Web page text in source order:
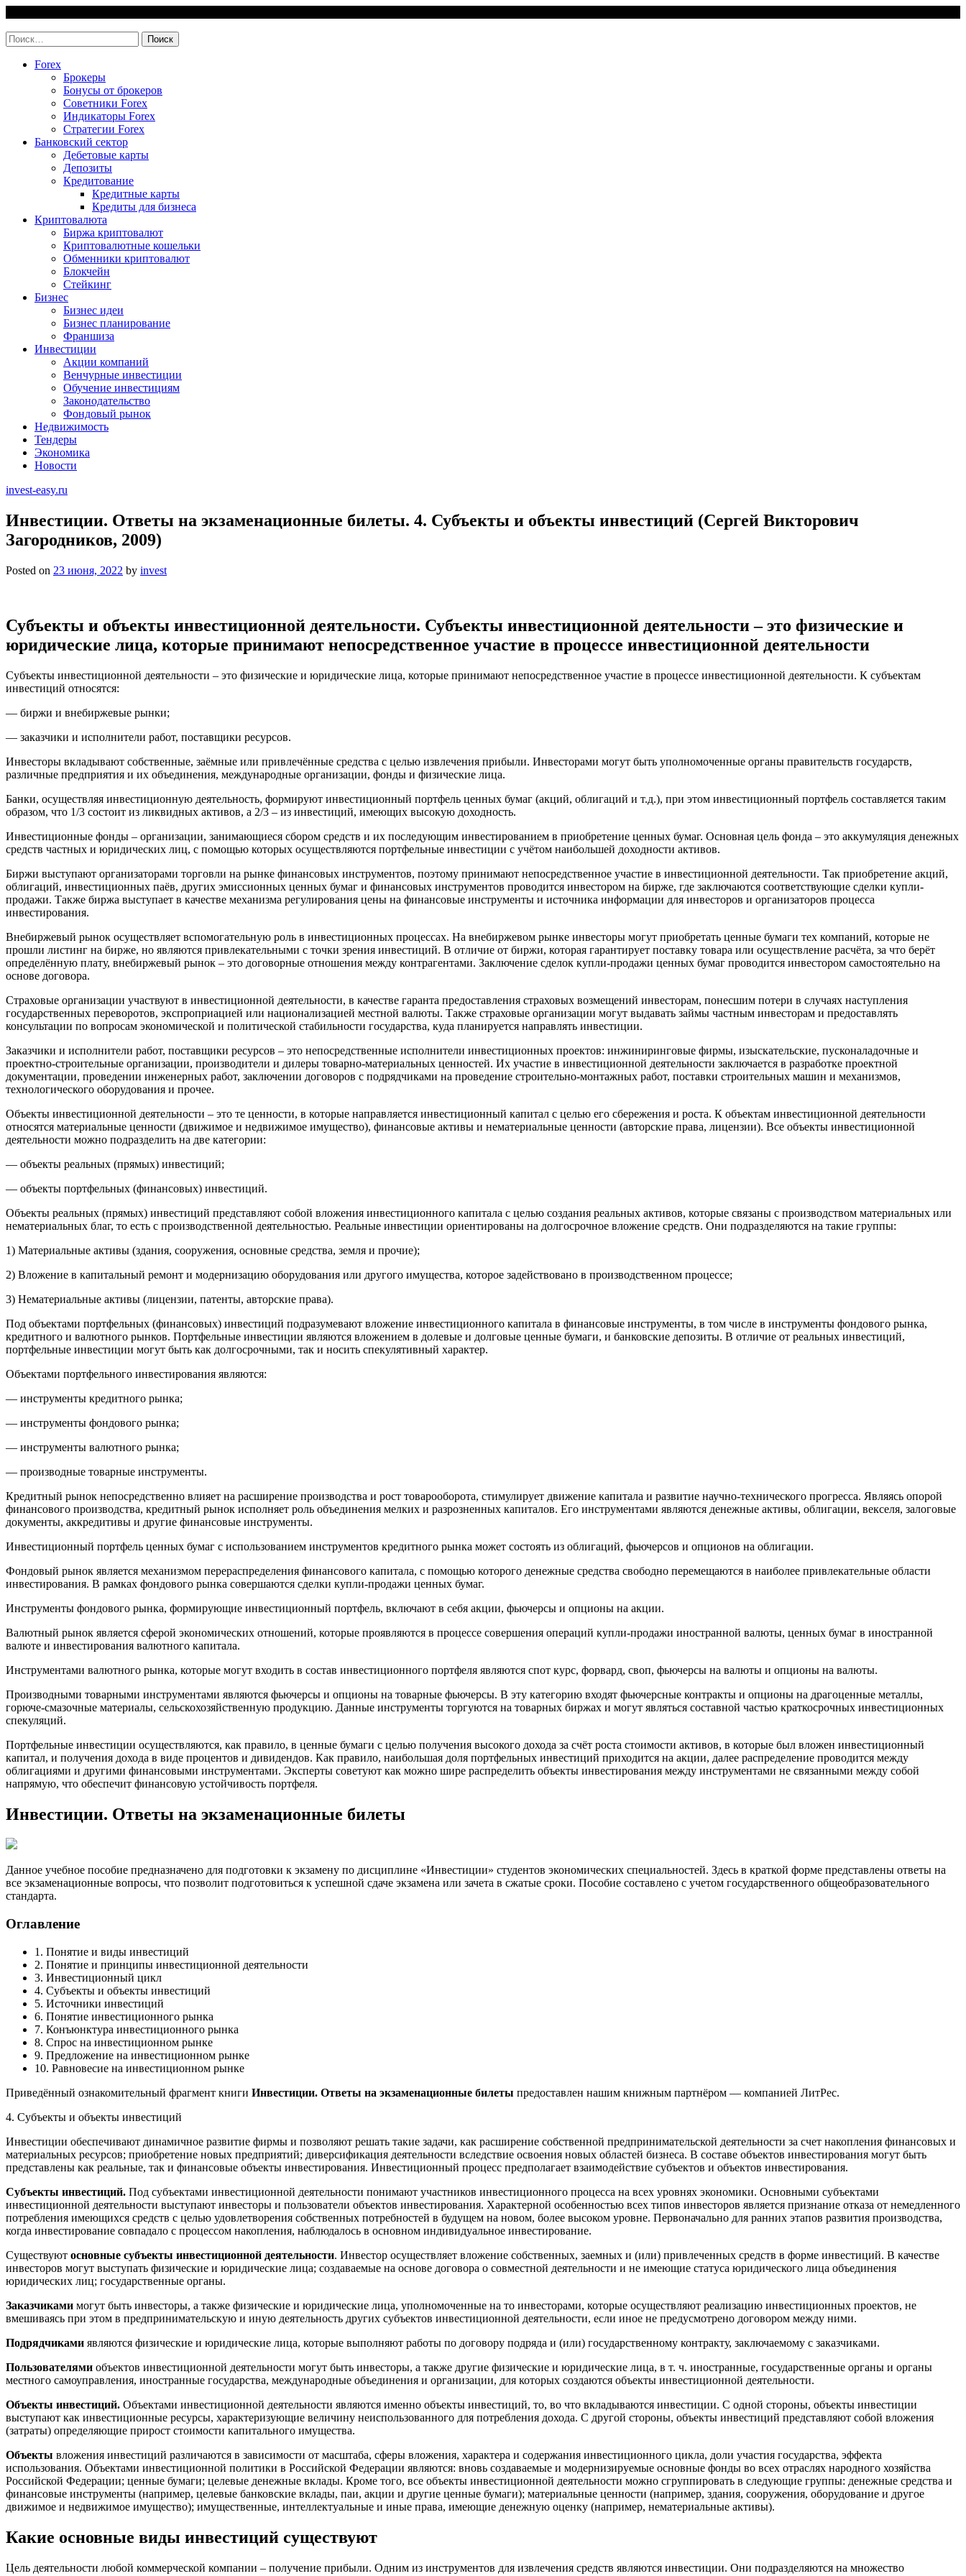
content
Найти:
Forex
Брокеры
Бонусы от брокеров
Советники Forex
Индикаторы Forex
Стратегии Forex
Банковский сектор
Дебетовые карты
Депозиты
Кредитование
Кредитные карты
Кредиты для бизнеса
Криптовалюта
Биржа криптовалют
Криптовалютные кошельки
Обменники криптовалют
Блокчейн
Стейкинг
Бизнес
Бизнес идеи
Бизнес планирование
Франшиза
Инвестиции
Акции компаний
Венчурные инвестиции
Обучение инвестициям
Законодательство
Фондовый рынок
Недвижимость
Тендеры
Экономика
Новости
invest-easy.ru
Инвестиции. Ответы на экзаменационные билеты. 4. Субъекты и объекты инвестиций (Сергей Викторович
Загородников, 2009)
Posted on 23 июня, 2022 by invest
Субъекты и объекты инвестиционной деятельности. Субъекты инвестиционной деятельности – это физические и
юридические лица, которые принимают непосредственное участие в процессе инвестиционной деятельности
Субъекты инвестиционной деятельности – это физические и юридические лица, которые принимают непосредственное участие в процессе инвестиционной деятельности. К субъектам
инвестиций относятся:
— биржи и внебиржевые рынки;
— заказчики и исполнители работ, поставщики ресурсов.
Инвесторы вкладывают собственные, заёмные или привлечённые средства с целью извлечения прибыли. Инвесторами могут быть уполномоченные органы правительств государств,
различные предприятия и их объединения, международные организации, фонды и физические лица.
Банки, осуществляя инвестиционную деятельность, формируют инвестиционный портфель ценных бумаг (акций, облигаций и т.д.), при этом инвестиционный портфель составляется таким
образом, что 1/3 состоит из ликвидных активов, а 2/3 – из инвестиций, имеющих высокую доходность.
Инвестиционные фонды – организации, занимающиеся сбором средств и их последующим инвестированием в приобретение ценных бумаг. Основная цель фонда – это аккумуляция денежных
средств частных и юридических лиц, с помощью которых осуществляются портфельные инвестиции с учётом наибольшей доходности активов.
Биржи выступают организаторами торговли на рынке финансовых инструментов, поэтому принимают непосредственное участие в инвестиционной деятельности. Так приобретение акций,
облигаций, инвестиционных паёв, других эмиссионных ценных бумаг и финансовых инструментов проводится инвестором на бирже, где заключаются соответствующие сделки купли-
продажи. Также биржа выступает в качестве механизма регулирования цены на финансовые инструменты и источника информации для инвесторов и организаторов процесса
инвестирования.
Внебиржевый рынок осуществляет вспомогательную роль в инвестиционных процессах. На внебиржевом рынке инвесторы могут приобретать ценные бумаги тех компаний, которые не
прошли листинг на бирже, но являются привлекательными с точки зрения инвестиций. В отличие от биржи, которая гарантирует поставку товара или осуществление расчёта, за что берёт
определённую плату, внебиржевый рынок – это договорные отношения между контрагентами. Заключение сделок купли-продажи ценных бумаг проводится инвестором самостоятельно на
основе договора.
Страховые организации участвуют в инвестиционной деятельности, в качестве гаранта предоставления страховых возмещений инвесторам, понесшим потери в случаях наступления
государственных переворотов, экспроприацией или национализацией местной валюты. Также страховые организации могут выдавать займы частным инвесторам и предоставлять
консультации по вопросам экономической и политической стабильности государства, куда планируется направлять инвестиции.
Заказчики и исполнители работ, поставщики ресурсов – это непосредственные исполнители инвестиционных проектов: инжиниринговые фирмы, изыскательские, пусконаладочные и
проектно-строительные организации, производители и дилеры товарно-материальных ценностей. Их участие в инвестиционной деятельности заключается в разработке проектной
документации, проведении инженерных работ, заключении договоров с подрядчиками на проведение строительно-монтажных работ, поставки строительных машин и механизмов,
технологического оборудования и прочее.
Объекты инвестиционной деятельности – это те ценности, в которые направляется инвестиционный капитал с целью его сбережения и роста. К объектам инвестиционной деятельности
относятся материальные ценности (движимое и недвижимое имущество), финансовые активы и нематериальные ценности (авторские права, лицензии). Все объекты инвестиционной
деятельности можно подразделить на две категории:
— объекты реальных (прямых) инвестиций;
— объекты портфельных (финансовых) инвестиций.
Объекты реальных (прямых) инвестиций представляют собой вложения инвестиционного капитала с целью создания реальных активов, которые связаны с производством материальных или
нематериальных благ, то есть с производственной деятельностью. Реальные инвестиции ориентированы на долгосрочное вложение средств. Они подразделяются на такие группы:
1) Материальные активы (здания, сооружения, основные средства, земля и прочие);
2) Вложение в капитальный ремонт и модернизацию оборудования или другого имущества, которое задействовано в производственном процессе;
3) Нематериальные активы (лицензии, патенты, авторские права).
Под объектами портфельных (финансовых) инвестиций подразумевают вложение инвестиционного капитала в финансовые инструменты, в том числе в инструменты фондового рынка,
кредитного и валютного рынков. Портфельные инвестиции являются вложением в долевые и долговые ценные бумаги, и банковские депозиты. В отличие от реальных инвестиций,
портфельные инвестиции могут быть как долгосрочными, так и носить спекулятивный характер.
Объектами портфельного инвестирования являются:
— инструменты кредитного рынка;
— инструменты фондового рынка;
— инструменты валютного рынка;
— производные товарные инструменты.
Кредитный рынок непосредственно влияет на расширение производства и рост товарооборота, стимулирует движение капитала и развитие научно-технического прогресса. Являясь опорой
финансового производства, кредитный рынок исполняет роль объединения мелких и разрозненных капиталов. Его инструментами являются денежные активы, облигации, векселя, залоговые
документы, аккредитивы и другие финансовые инструменты.
Инвестиционный портфель ценных бумаг с использованием инструментов кредитного рынка может состоять из облигаций, фьючерсов и опционов на облигации.
Фондовый рынок является механизмом перераспределения финансового капитала, с помощью которого денежные средства свободно перемещаются в наиболее привлекательные области
инвестирования. В рамках фондового рынка совершаются сделки купли-продажи ценных бумаг.
Инструменты фондового рынка, формирующие инвестиционный портфель, включают в себя акции, фьючерсы и опционы на акции.
Валютный рынок является сферой экономических отношений, которые проявляются в процессе совершения операций купли-продажи иностранной валюты, ценных бумаг в иностранной
валюте и инвестирования валютного капитала.
Инструментами валютного рынка, которые могут входить в состав инвестиционного портфеля являются спот курс, форвард, своп, фьючерсы на валюты и опционы на валюты.
Производными товарными инструментами являются фьючерсы и опционы на товарные фьючерсы. В эту категорию входят фьючерсные контракты и опционы на драгоценные металлы,
горюче-смазочные материалы, сельскохозяйственную продукцию. Данные инструменты торгуются на товарных биржах и могут являться составной частью краткосрочных инвестиционных
спекуляций.
Портфельные инвестиции осуществляются, как правило, в ценные бумаги с целью получения высокого дохода за счёт роста стоимости активов, в которые был вложен инвестиционный
капитал, и получения дохода в виде процентов и дивидендов. Как правило, наибольшая доля портфельных инвестиций приходится на акции, далее распределение проводится между
облигациями и другими финансовыми инструментами. Эксперты советуют как можно шире распределить объекты инвестирования между инструментами не связанными между собой
напрямую, что обеспечит финансовую устойчивость портфеля.
Инвестиции. Ответы на экзаменационные билеты
Данное учебное пособие предназначено для подготовки к экзамену по дисциплине «Инвестиции» студентов экономических специальностей. Здесь в краткой форме представлены ответы на
все экзаменационные вопросы, что позволит подготовиться к успешной сдаче экзамена или зачета в сжатые сроки. Пособие составлено с учетом государственного общеобразовательного
стандарта.
Оглавление
1. Понятие и виды инвестиций
2. Понятие и принципы инвестиционной деятельности
3. Инвестиционный цикл
4. Субъекты и объекты инвестиций
5. Источники инвестиций
6. Понятие инвестиционного рынка
7. Конъюнктура инвестиционного рынка
8. Спрос на инвестиционном рынке
9. Предложение на инвестиционном рынке
10. Равновесие на инвестиционном рынке
Приведённый ознакомительный фрагмент книги Инвестиции. Ответы на экзаменационные билеты предоставлен нашим книжным партнёром — компанией ЛитРес.
4. Субъекты и объекты инвестиций
Инвестиции обеспечивают динамичное развитие фирмы и позволяют решать такие задачи, как расширение собственной предпринимательской деятельности за счет накопления финансовых и
материальных ресурсов; приобретение новых предприятий; диверсификация деятельности вследствие освоения новых областей бизнеса. В составе объектов инвестирования могут быть
представлены как реальные, так и финансовые объекты инвестирования. Инвестиционный процесс предполагает взаимодействие субъектов и объектов инвестирования.
Субъекты инвестиций. Под субъектами инвестиционной деятельности понимают участников инвестиционного процесса на всех уровнях экономики. Основными субъектами
инвестиционной деятельности выступают инвесторы и пользователи объектов инвестирования. Характерной особенностью всех типов инвесторов является признание отказа от немедленного
потребления имеющихся средств с целью удовлетворения собственных потребностей в будущем на новом, более высоком уровне. Первоначально для ранних этапов развития производства,
когда инвестирование совпадало с процессом накопления, наблюдалось в основном индивидуальное инвестирование.
Существуют основные субъекты инвестиционной деятельности. Инвестор осуществляет вложение собственных, заемных и (или) привлеченных средств в форме инвестиций. В качестве
инвесторов могут выступать физические и юридические лица; создаваемые на основе договора о совместной деятельности и не имеющие статуса юридического лица объединения
юридических лиц; государственные органы.
Заказчиками могут быть инвесторы, а также физические и юридические лица, уполномоченные на то инвесторами, которые осуществляют реализацию инвестиционных проектов, не
вмешиваясь при этом в предпринимательскую и иную деятельность других субъектов инвестиционной деятельности, если иное не предусмотрено договором между ними.
Подрядчиками являются физические и юридические лица, которые выполняют работы по договору подряда и (или) государственному контракту, заключаемому с заказчиками.
Пользователями объектов инвестиционной деятельности могут быть инвесторы, а также другие физические и юридические лица, в т. ч. иностранные, государственные органы и органы
местного самоуправления, иностранные государства, международные объединения и организации, для которых создаются объекты инвестиционной деятельности.
Объекты инвестиций. Объектами инвестиционной деятельности являются именно объекты инвестиций, то, во что вкладываются инвестиции. С одной стороны, объекты инвестиции
выступают как инвестиционные ресурсы, характеризующие величину неиспользованного для потребления дохода. С другой стороны, объекты инвестиций представляют собой вложения
(затраты) определяющие прирост стоимости капитального имущества.
Объекты вложения инвестиций различаются в зависимости от масштаба, сферы вложения, характера и содержания инвестиционного цикла, доли участия государства, эффекта
использования. Объектами инвестиционной политики в Российской Федерации являются: вновь создаваемые и модернизируемые основные фонды во всех отраслях народного хозяйства
Российской Федерации; ценные бумаги; целевые денежные вклады. Кроме того, все объекты инвестиционной деятельности можно сгруппировать в следующие группы: денежные средства и
финансовые инструменты (например, целевые банковские вклады, паи, акции и другие ценные бумаги); материальные ценности (например, здания, сооружения, оборудование и другое
движимое и недвижимое имущество); имущественные, интеллектуальные и иные права, имеющие денежную оценку (например, нематериальные активы).
Какие основные виды инвестиций существуют
Цель деятельности любой коммерческой компании – получение прибыли. Одним из инструментов для извлечения средств являются инвестиции. Они подразделяются на множество